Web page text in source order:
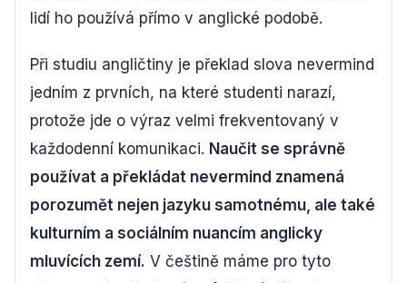
lidí ho používá přímo v anglické podobě.
Při studiu angličtiny je překlad slova nevermind
jedním z prvních, na které studenti narazí,
protože jde o výraz velmi frekventovaný v
každodenní komunikaci. Naučit se správně
používat a překládat nevermind znamená
porozumět nejen jazyku samotnému, ale také
kulturním a sociálním nuancím anglicky
mluvících zemí. V češtině máme pro tyto